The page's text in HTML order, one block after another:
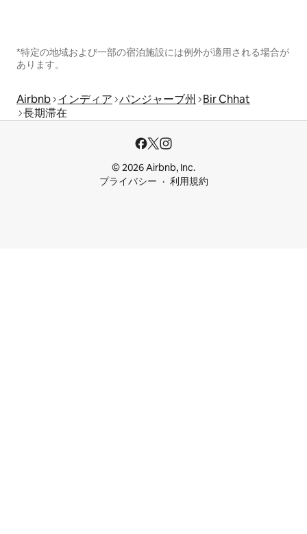
*特定の地域および一部の宿泊施設には例外が適用される場合が
あります。
Airbnb インディア パンジャーブ州
Bir Chhat
長期滞在
© 2026 Airbnb, Inc.
プライバシー
利用規約